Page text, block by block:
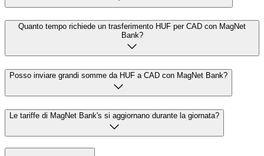
Quanto tempo richiede un trasferimento HUF per CAD con MagNet
Bank?
Posso inviare grandi somme da HUF a CAD con MagNet Bank?
Le tariffe di MagNet Bank's si aggiornano durante la giornata?